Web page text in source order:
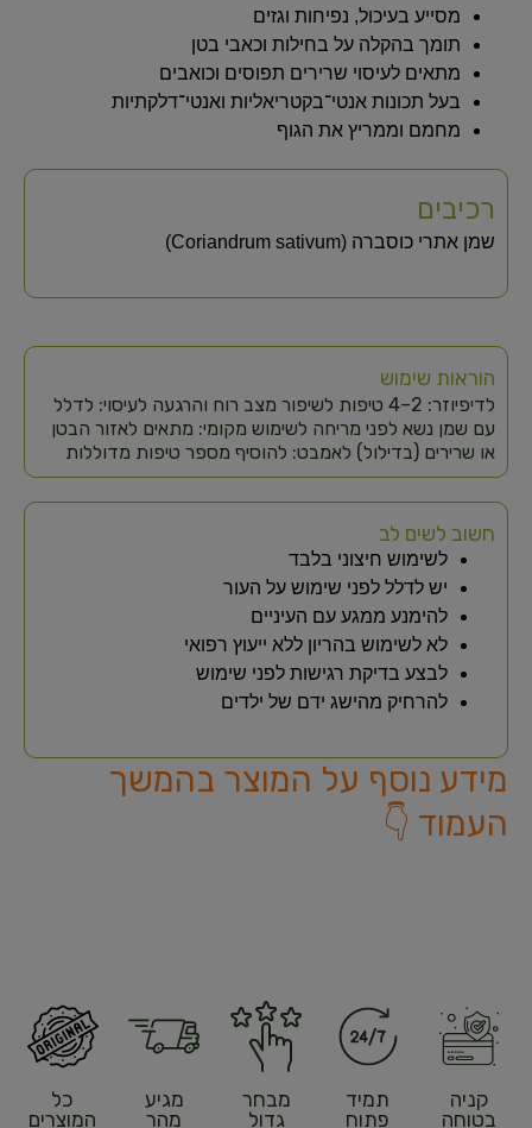
מסייע בעיכול, נפיחות וגזים
תומך בהקלה על בחילות וכאבי בטן
מתאים לעיסוי שרירים תפוסים וכואבים
בעל תכונות אנטי־בקטריאליות ואנטי־דלקתיות
מחמם וממריץ את הגוף
רכיבים
שמן אתרי כוסברה (Coriandrum sativum)
הוראות שימוש
לדיפיוזר: 2–4 טיפות לשיפור מצב רוח והרגעה לעיסוי: לדלל
עם שמן נשא לפני מריחה לשימוש מקומי: מתאים לאזור הבטן
או שרירים (בדילול) לאמבט: להוסיף מספר טיפות מדוללות
חשוב לשים לב
לשימוש חיצוני בלבד
יש לדלל לפני שימוש על העור
להימנע ממגע עם העיניים
לא לשימוש בהריון ללא ייעוץ רפואי
לבצע בדיקת רגישות לפני שימוש
להרחיק מהישג ידם של ילדים
מידע נוסף על המוצר בהמשך
העמוד 👇
קניה
בטוחה
תמיד
פתוח
מבחר
גדול
מגיע
מהר
כל
המוצרים